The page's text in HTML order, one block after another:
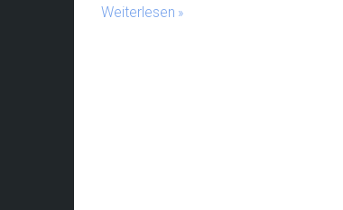
Weiterlesen